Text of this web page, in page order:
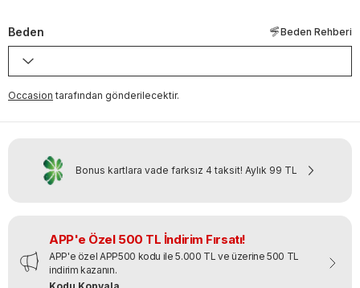
Beden Beden Rehberi
Occasion tarafından gönderilecektir.
Bonus kartlara vade farksız 4 taksit! Aylık 99 TL
APP'e Özel 500 TL İndirim Fırsatı!
APP'e özel APP500 kodu ile 5.000 TL ve üzerine 500 TL
indirim kazanın.